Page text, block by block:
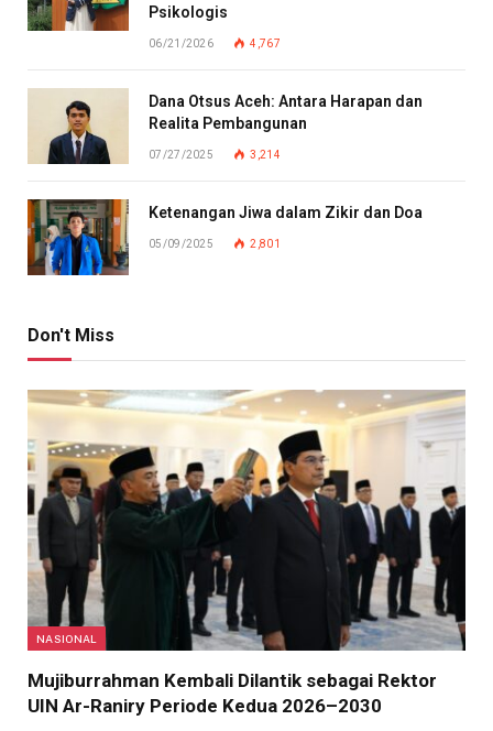
Psikologis
06/21/2026 4,767
Dana Otsus Aceh: Antara Harapan dan
Realita Pembangunan
07/27/2025 3,214
Ketenangan Jiwa dalam Zikir dan Doa
05/09/2025 2,801
Don't Miss
NASIONAL
Mujiburrahman Kembali Dilantik sebagai Rektor
UIN Ar-Raniry Periode Kedua 2026–2030